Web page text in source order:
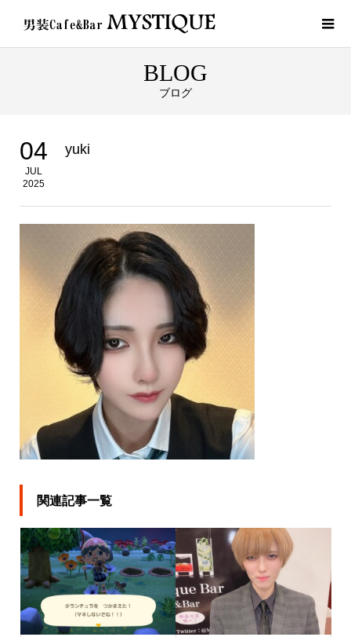
BLOG
ブログ
04
JUL
2025
yuki
関連記事一覧